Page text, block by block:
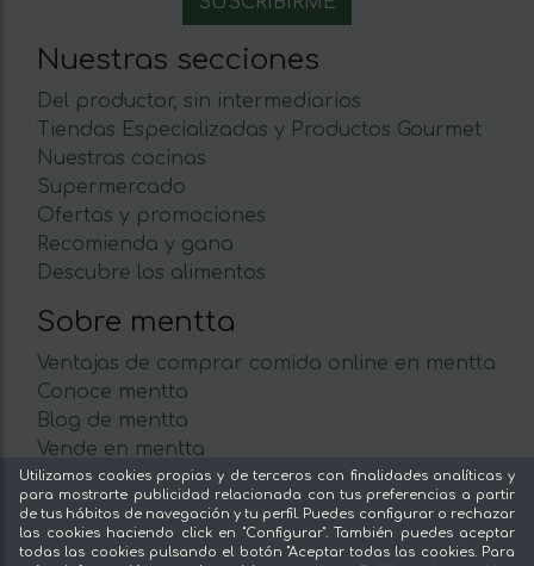
Nuestras secciones
Del productor, sin intermediarios
Tiendas Especializadas y Productos Gourmet
Nuestras cocinas
Supermercado
Ofertas y promociones
Recomienda y gana
Descubre los alimentos
Sobre mentta
Ventajas de comprar comida online en mentta
Conoce mentta
Blog de mentta
Vende en mentta
Fidelización
Preguntas frecuentes
Legal
Utilizamos cookies propias y de terceros con finalidades analíticas y
para mostrarte publicidad relacionada con tus preferencias a partir
de tus hábitos de navegación y tu perfil. Puedes configurar o rechazar
las cookies haciendo click en "Configurar". También puedes aceptar
todas las cookies pulsando el botón "Aceptar todas las cookies. Para